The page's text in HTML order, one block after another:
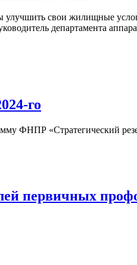
свои жилищные
департамента
го
ФНПР «Стратегический
первичных